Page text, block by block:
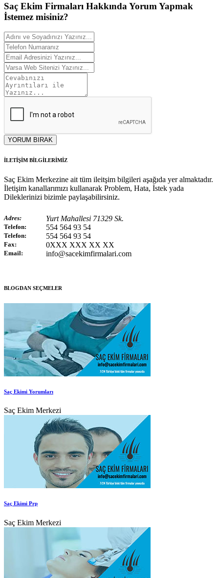
Saç Ekim Firmaları Hakkında Yorum Yapmak
İstemez misiniz?
YORUM BIRAK
İLETİŞİM BİLGİLERİMİZ
Saç Ekim Merkezine ait tüm ileitşim bilgileri aşağıda yer almaktadır.
İletişim kanallarımızı kullanarak Problem, Hata, İstek yada
Dileklerinizi bizimle paylaşabilirsiniz.
Adres: Yurt Mahallesi 71329 Sk.
Telefon: 554 564 93 54
Telefon: 554 564 93 54
Fax: 0XXX XXX XX XX
Email: info@sacekimfirmalari.com
BLOGDAN SEÇMELER
Saç Ekimi Yorumları
Saç Ekim Merkezi
Saç Ekimi Prp
Saç Ekim Merkezi